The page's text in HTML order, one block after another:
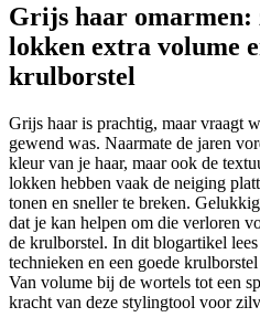
Grijs haar omarmen:
lokken extra volume
krulborstel
Grijs haar is prachtig, maar vraagt
gewend was. Naarmate de jaren
kleur van je haar, maar ook de
lokken hebben vaak de neiging
tonen en sneller te breken.
dat je kan helpen om die verloren
de krulborstel. In dit blogartikel
technieken en een goede
Van volume bij de wortels tot een
kracht van deze stylingtool voor